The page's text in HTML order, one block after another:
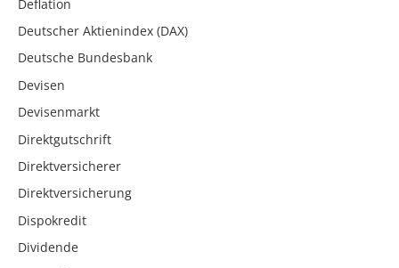
Deflation
Deutscher Aktienindex (DAX)
Deutsche Bundesbank
Devisen
Devisenmarkt
Direktgutschrift
Direktversicherer
Direktversicherung
Dispokredit
Dividende